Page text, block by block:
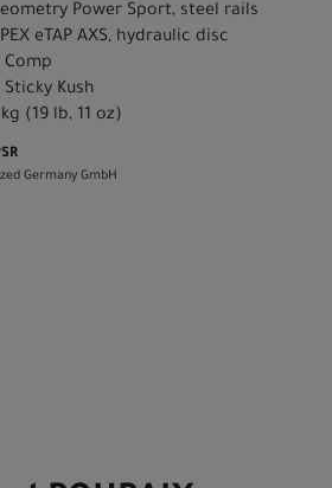
Power Sport, steel rails
eTAP AXS, hydraulic disc
Comp
Sticky Kush
(19 lb, 11 oz)
Germany GmbH